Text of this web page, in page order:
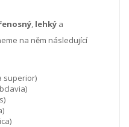
, lehký a
na něm následující
superior)